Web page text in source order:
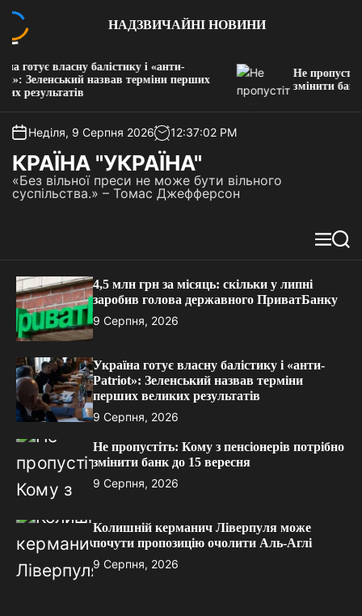
НАДЗВИЧАЙНІ НОВИНИ
власну балістику і «анти-
назвав терміни перших
Не пропустіть:
змінити банк до
Неділя, 9 Серпня 2026 12:37:02 PM
КРАЇНА "УКРАЇНА"
«Без вільної преси не може бути вільного
суспільства.» – Томас Джефферсон
МП
к
4,5 млн грн за місяць: скільки у липні
заробив голова державного ПриватБанку
9 Серпня, 2026
Україна готує власну балістику і «анти-
Pаtriot»: Зеленський назвав терміни
перших великих результатів
9 Серпня, 2026
Не пропустіть: Кому з пенсіонерів потрібно
змінити банк до 15 вересня
9 Серпня, 2026
Колишній керманич Ліверпуля може
почути пропозицію очолити Аль-Аглі
9 Серпня, 2026